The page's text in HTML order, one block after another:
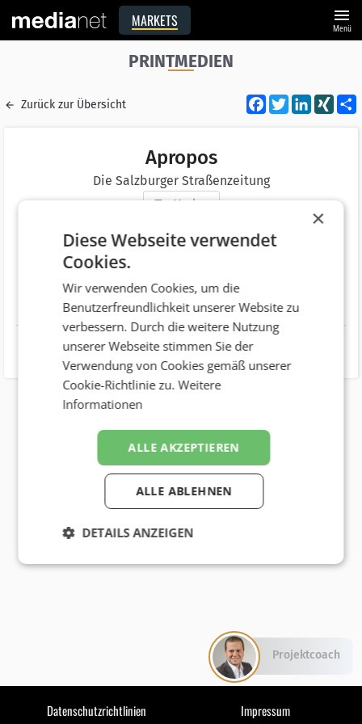
MARKETS menu
Menü
PRINTMEDIEN
Zurück zur Übersicht Facebook
Twitter XING
Apropos
Die Salzburger Straßenzeitung
Merken
Website http://www.apropos.or.at/
Datenschutzrichtlinien Impressum
×
Diese Webseite verwendet
Cookies.
Wir verwenden Cookies, um die
Benutzerfreundlichkeit unserer Website zu
verbessern. Durch die weitere Nutzung
unserer Webseite stimmen Sie der
Verwendung von Cookies gemäß unserer
Cookie-Richtlinie zu.Weitere
Informationen
ALLE AKZEPTIEREN
ALLE ABLEHNEN
DETAILS ANZEIGEN
Projektcoach